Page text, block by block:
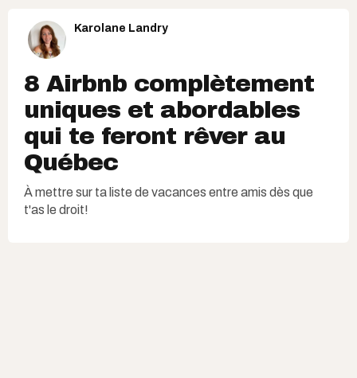
Karolane Landry
8 Airbnb complètement
uniques et abordables
qui te feront rêver au
Québec
À mettre sur ta liste de vacances entre amis dès que
t'as le droit!